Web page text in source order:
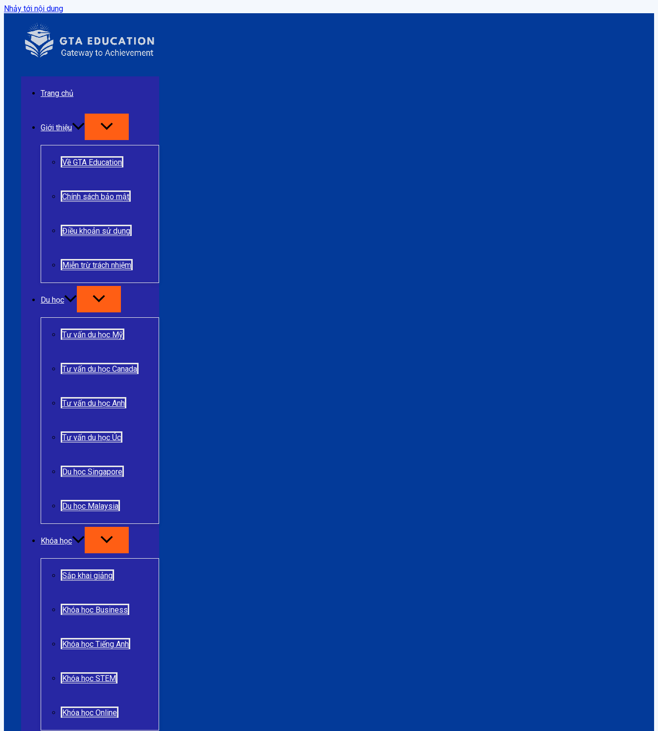
Nhảy tới nội dung
Trang chủ
Giới thiệu
Về GTA Education
Chính sách bảo mật
Điều khoản sử dụng
Miễn trừ trách nhiệm
Du học
Tư vấn du học Mỹ
Tư vấn du học Canada
Tư vấn du học Anh
Tư vấn du học Úc
Du học Singapore
Du học Malaysia
Khóa học
Sắp khai giảng
Khóa học Business
Khóa học Tiếng Anh
Khóa học STEM
Khóa học Online